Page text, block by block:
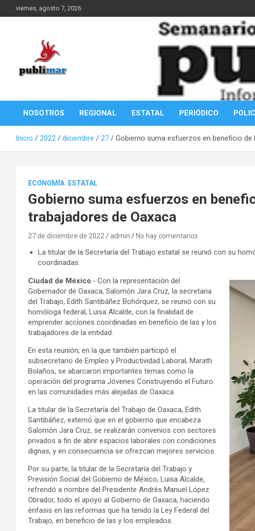
al
viernes, agosto 7, 2026
PubliMar
NOSOTROS REGIONAL ESTATAL PERIÓDICO
Inicio 2022 diciembre 27 Gobierno suma esfuerzos en beneficio de
ECONOMÍA ESTATAL
Gobierno suma esfuerzos en
trabajadores de Oaxaca
27 de diciembre de 2022 admin No hay comentarios
La titular de la Secretaría del Trabajo estatal se reunió con su
coordinadas.
Ciudad de México.- Con la representación del
Gobernador de Oaxaca, Salomón Jara Cruz, la secretaria
del Trabajo, Edith Santibáñez Bohórquez, se reunió con su
homóloga federal, Luisa Alcalde, con la finalidad de
emprender acciones coordinadas en beneficio de las y los
trabajadores de la entidad.
En esta reunión, en la que también participó el
subsecretario de Empleo y Productividad Laboral, Marath
Bolaños, se abarcaron importantes temas como la
operación del programa Jóvenes Construyendo el Futuro
en las comunidades más alejadas de Oaxaca
La titular de la Secretaría del Trabajo de Oaxaca, Edith
Santibáñez, externó que en el gobierno que encabeza
Salomón Jara Cruz, se realizarán convenios con sectores
privados a fin de abrir espacios laborales con condiciones
dignas, y en consecuencia se ofrezcan mejores servicios.
Por su parte, la titular de la Secretaría del Trabajo y
Previsión Social del Gobierno de México, Luisa Alcalde,
refrendó a nombre del Presidente Andrés Manuel López
Obrador, todo el apoyo al Gobierno de Oaxaca, haciendo
énfasis en las reformas que ha tenido la Ley Federal del
Trabajo, en beneficio de las y los empleados.